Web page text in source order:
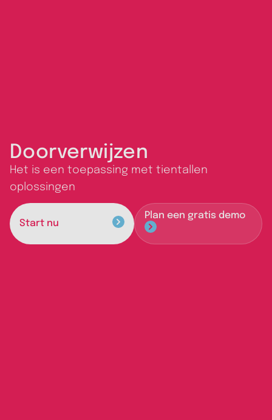
Doorverwijzen
Het is een toepassing met tientallen
oplossingen
Start nu
Plan een gratis demo